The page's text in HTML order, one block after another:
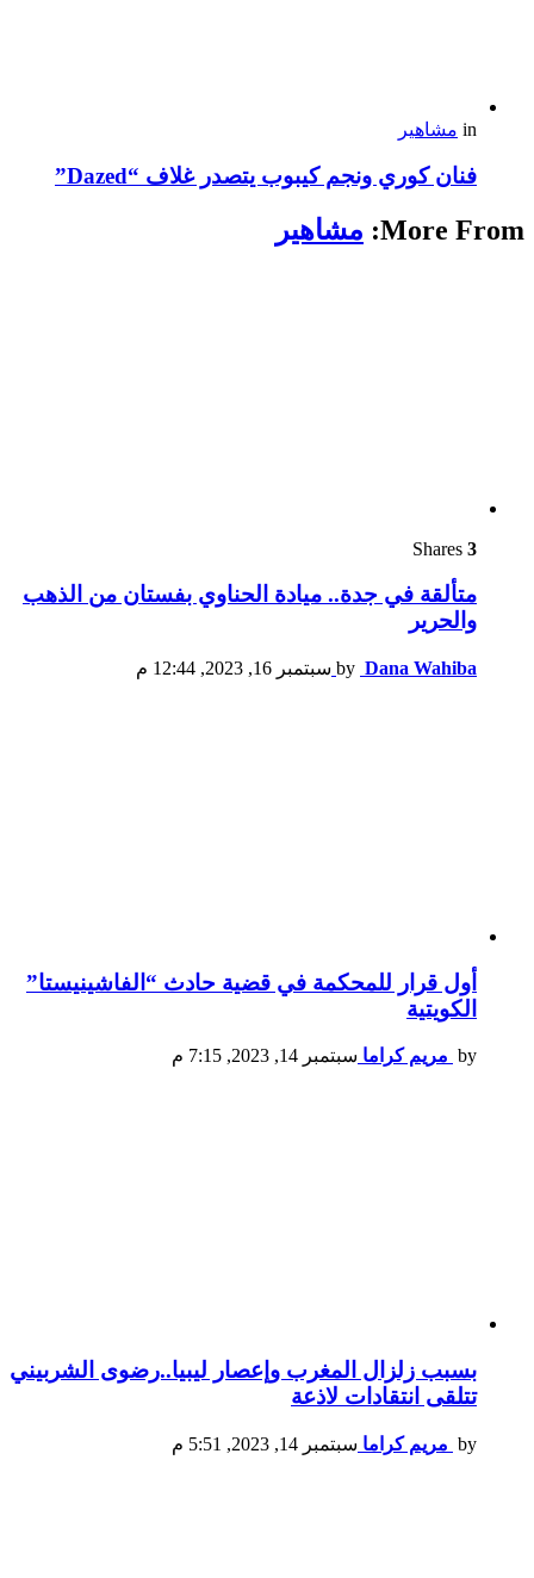
in مشاهير
فنان كوري ونجم كيبوب يتصدر غلاف “Dazed”
More From: مشاهير
3
متألقة في جدة.. ميادة الحناوي بفستان من الذهب
والحرير
by Dana Wahiba سبتمبر 16, 2023, 12:44 م
أول قرار للمحكمة في قضية حادث “الفاشينيستا”
الكويتية
by مريم كراما سبتمبر 14, 2023, 7:15 م
بسبب زلزال المغرب وإعصار ليبيا..رضوى الشربيني
تتلقى انتقادات لاذعة
by مريم كراما سبتمبر 14, 2023, 5:51 م